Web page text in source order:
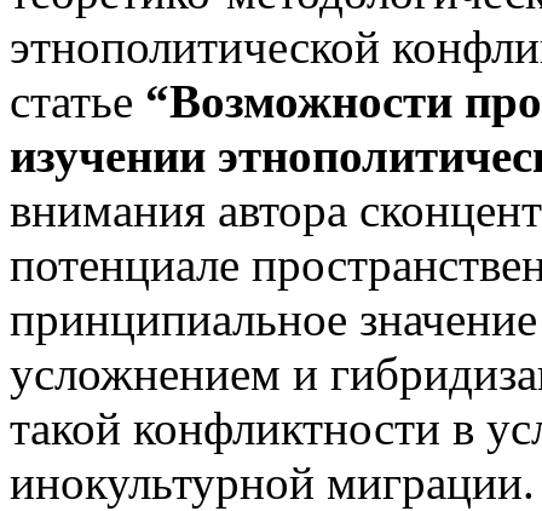
этнополитической
статье “Возможности
изучении
внимания автора
потенциале
принципиальное
усложнением и
такой конфликтности в
инокультурной миграции.